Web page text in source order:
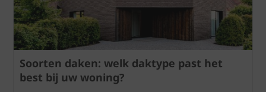
Soorten daken: welk daktype past het
best bij uw woning?